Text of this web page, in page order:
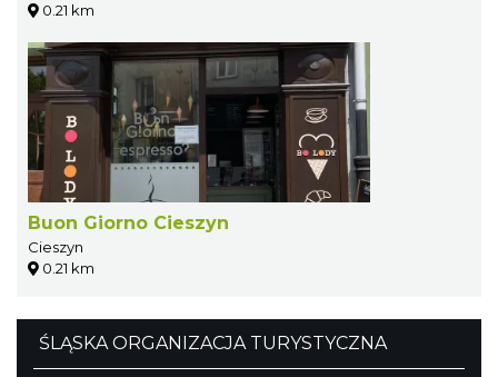
0.21 km
Buon Giorno Cieszyn
Cieszyn
0.21 km
ŚLĄSKA ORGANIZACJA TURYSTYCZNA